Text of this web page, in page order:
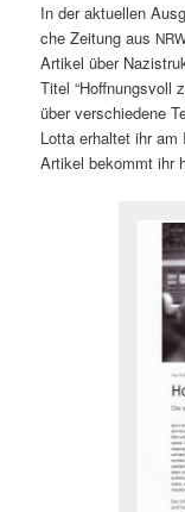
In der aktuellen
che Zeitung aus
Artikel über
Titel “Hoff­nungsvoll
über ver­schiedene
Lot­ta erhal­tet ihr
Artikel bekommt ihr